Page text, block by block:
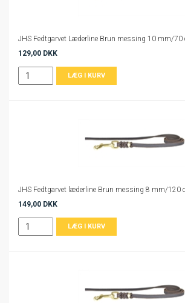
JHS Fedtgarvet Læderline Brun messing 10 mm/70
129,00 DKK
JHS Fedtgarvet læderline Brun messing 8 mm/120
149,00 DKK